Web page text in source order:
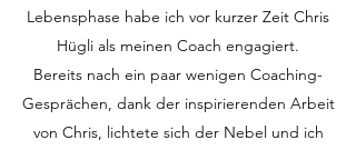
Lebensphase habe ich vor kurzer Zeit Chris
Hügli als meinen Coach engagiert.
Bereits nach ein paar wenigen Coaching-
Gesprächen, dank der inspirierenden Arbeit
von Chris, lichtete sich der Nebel und ich